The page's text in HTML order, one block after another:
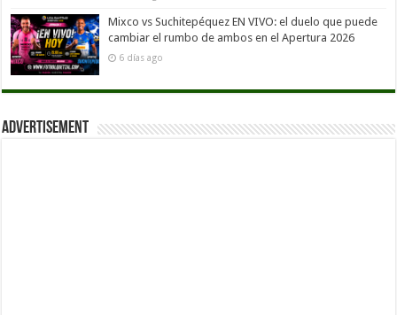
Mixco vs Suchitepéquez EN VIVO: el duelo que puede
cambiar el rumbo de ambos en el Apertura 2026
6 días ago
Advertisement